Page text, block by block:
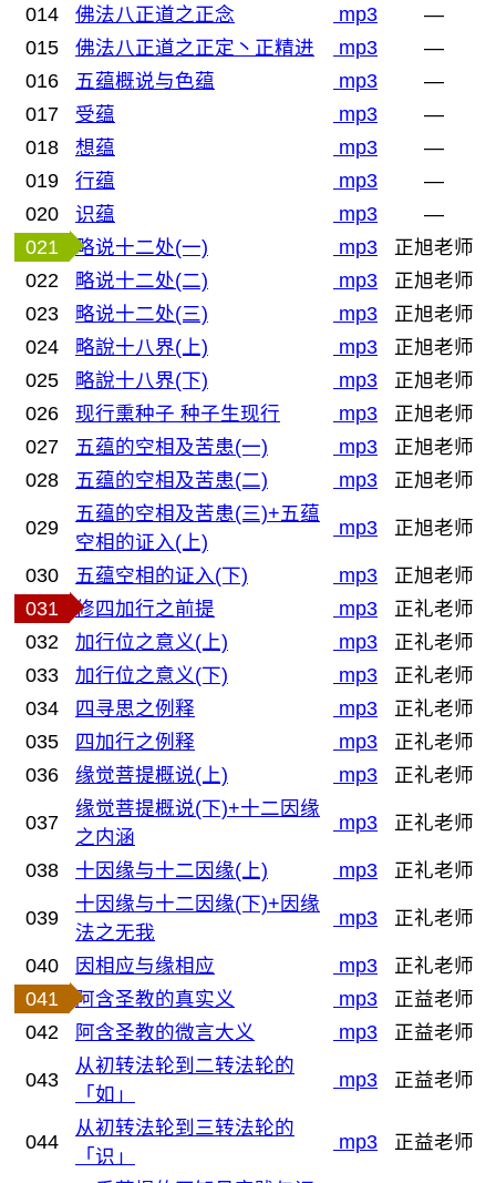
014 佛法八正道之正念 mp3
—
015
佛法八正道之正定丶正精进 mp3
—
016
五蕴概说与色蕴 mp3
—
017
受蕴 mp3
—
018
想蕴 mp3
—
019
行蕴 mp3
—
020
识蕴 mp3
—
021
略说十二处(一) mp3
正旭老师
022
略说十二处(二) mp3
正旭老师
023
略说十二处(三) mp3
正旭老师
024
略說十八界(上) mp3
正旭老师
025
略說十八界(下) mp3
正旭老师
026
现行熏种子 种子生现行 mp3
正旭老师
027
五蕴的空相及苦患(一) mp3
正旭老师
028
五蕴的空相及苦患(二) mp3 正旭老师
029
五蕴的空相及苦患(三)+五蕴
空相的证入(上)
mp3 正旭老师
030 五蕴空相的证入(下) mp3
正旭老师
031
修四加行之前提 mp3
正礼老师
032
加行位之意义(上) mp3
正礼老师
033
加行位之意义(下) mp3
正礼老师
034
四寻思之例释 mp3
正礼老师
035
四加行之例释 mp3
正礼老师
036
缘觉菩提概说(上) mp3 正礼老师
037
缘觉菩提概说(下)+十二因缘
之内涵
mp3 正礼老师
038 十因缘与十二因缘(上) mp3 正礼老师
039
十因缘与十二因缘(下)+因缘
法之无我
mp3 正礼老师
040 因相应与缘相应 mp3
正礼老师
041
阿含圣教的真实义 mp3
正益老师
042
阿含圣教的微言大义 mp3 正益老师
043
从初转法轮到二转法轮的
「如」
mp3 正益老师
044
从初转法轮到三转法轮的
「识」
mp3 正益老师